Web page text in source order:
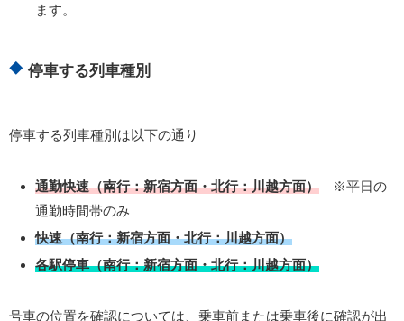
ます。
停車する列車種別
停車する列車種別は以下の通り
通勤快速（南行：新宿方面・北行：川越方面） ※平日の
通勤時間帯のみ
快速（南行：新宿方面・北行：川越方面）
各駅停車（南行：新宿方面・北行：川越方面）
号車の位置を確認については、乗車前または乗車後に確認が出